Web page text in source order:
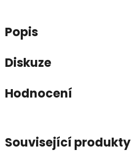
Popis
Diskuze
Hodnocení
Související produkty